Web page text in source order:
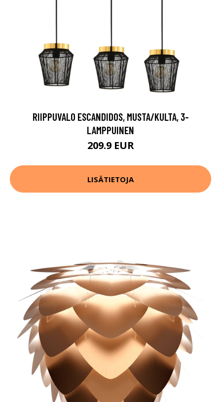
RIIPPUVALO ESCANDIDOS, MUSTA/KULTA, 3-
LAMPPUINEN
209.9 EUR
LISÄTIETOJA